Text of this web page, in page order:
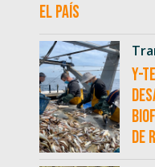
el país
Y-
de